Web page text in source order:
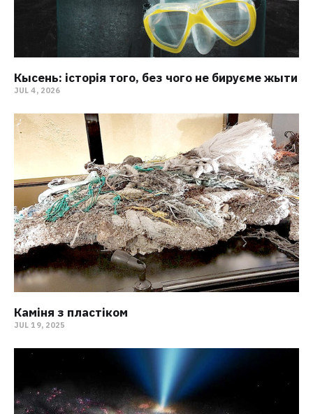
Кысень: історія того, без чого не бируєме жыти
JUL 4, 2026
Каміня з пластіком
JUL 19, 2025